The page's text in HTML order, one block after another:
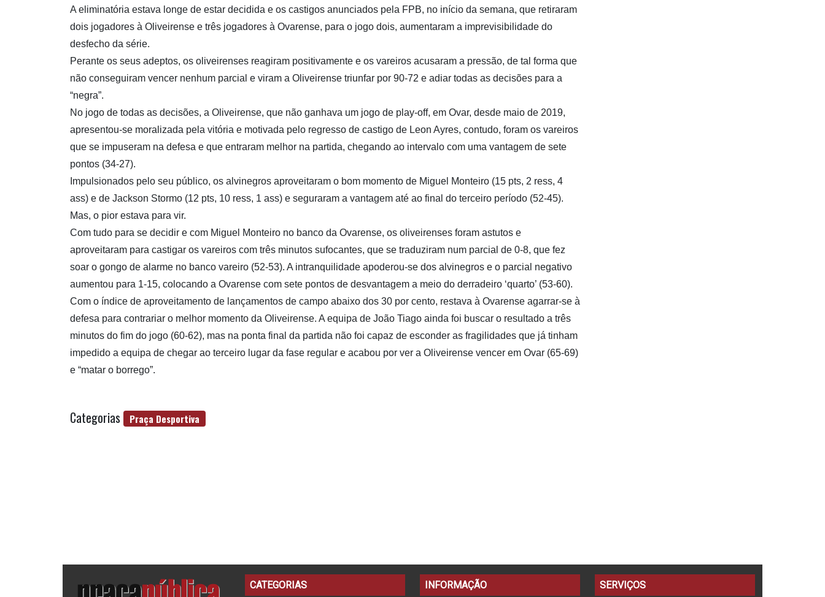
A eliminatória estava longe de estar decidida e os castigos anunciados pela FPB, no início da semana, que retiraram
dois jogadores à Oliveirense e três jogadores à Ovarense, para o jogo dois, aumentaram a imprevisibilidade do
desfecho da série.
Perante os seus adeptos, os oliveirenses reagiram positivamente e os vareiros acusaram a pressão, de tal forma que
não conseguiram vencer nenhum parcial e viram a Oliveirense triunfar por 90-72 e adiar todas as decisões para a
“negra”.
No jogo de todas as decisões, a Oliveirense, que não ganhava um jogo de play-off, em Ovar, desde maio de 2019,
apresentou-se moralizada pela vitória e motivada pelo regresso de castigo de Leon Ayres, contudo, foram os vareiros
que se impuseram na defesa e que entraram melhor na partida, chegando ao intervalo com uma vantagem de sete
pontos (34-27).
Impulsionados pelo seu público, os alvinegros aproveitaram o bom momento de Miguel Monteiro (15 pts, 2 ress, 4
ass) e de Jackson Stormo (12 pts, 10 ress, 1 ass) e seguraram a vantagem até ao final do terceiro período (52-45).
Mas, o pior estava para vir.
Com tudo para se decidir e com Miguel Monteiro no banco da Ovarense, os oliveirenses foram astutos e
aproveitaram para castigar os vareiros com três minutos sufocantes, que se traduziram num parcial de 0-8, que fez
soar o gongo de alarme no banco vareiro (52-53). A intranquilidade apoderou-se dos alvinegros e o parcial negativo
aumentou para 1-15, colocando a Ovarense com sete pontos de desvantagem a meio do derradeiro ‘quarto’ (53-60).
Com o índice de aproveitamento de lançamentos de campo abaixo dos 30 por cento, restava à Ovarense agarrar-se à
defesa para contrariar o melhor momento da Oliveirense. A equipa de João Tiago ainda foi buscar o resultado a três
minutos do fim do jogo (60-62), mas na ponta final da partida não foi capaz de esconder as fragilidades que já tinham
impedido a equipa de chegar ao terceiro lugar da fase regular e acabou por ver a Oliveirense vencer em Ovar (65-69)
e “matar o borrego”.
Categorias Praça Desportiva
CATEGORIAS INFORMAÇÃO SERVIÇOS